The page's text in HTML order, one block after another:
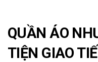
QUẦN ÁO
TIỆN GIAO